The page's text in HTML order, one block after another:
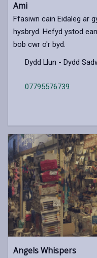
Ami
Ffasiwn cain Eidaleg ar
hysbryd. Hefyd ystod
bob cwr o'r byd.
Dydd Llun - Dydd
07795576739
Angels Whispers